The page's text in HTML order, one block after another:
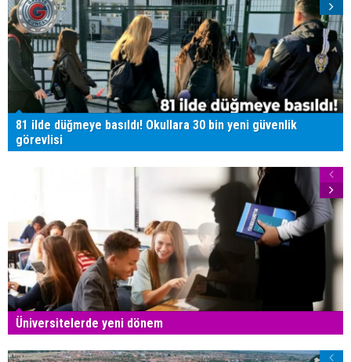
81 ilde düğmeye basıldı! Okullara 30 bin yeni güvenlik
görevlisi
Üniversitelerde yeni dönem